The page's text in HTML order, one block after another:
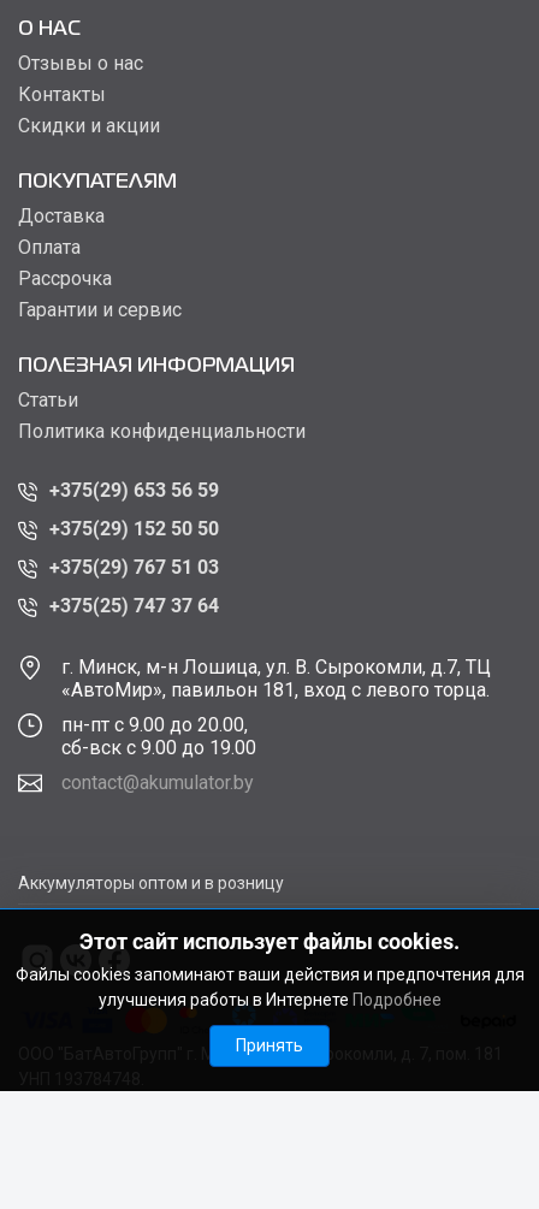
О НАС
Отзывы о нас
Контакты
Скидки и акции
ПОКУПАТЕЛЯМ
Доставка
Оплата
Рассрочка
Гарантии и сервис
ПОЛЕЗНАЯ ИНФОРМАЦИЯ
Статьи
Политика конфиденциальности
+375(29) 653 56 59
+375(29) 152 50 50
+375(29) 767 51 03
+375(25) 747 37 64
г. Минск, м-н Лошица, ул. В. Сырокомли, д.7, ТЦ
«АвтоМир», павильон 181, вход с левого торца.
пн-пт с 9.00 до 20.00,
сб-вск с 9.00 до 19.00
contact@akumulator.by
Аккумуляторы оптом и в розницу
ООО "БатАвтоГрупп" г. Минск, ул. В. Сырокомли, д. 7, пом. 181
Этот сайт использует файлы cookies.
Файлы cookies запоминают ваши действия и предпочтения для
улучшения работы в Интернете Подробнее
Принять